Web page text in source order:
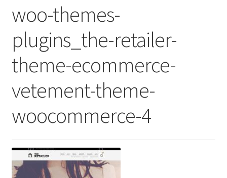
woo-themes-
plugins_the-retailer-
theme-ecommerce-
vetement-theme-
woocommerce-4